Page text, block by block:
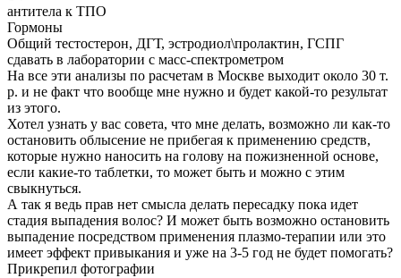
антитела к ТПО
Гормоны
Общий тестостерон, ДГТ, эстродиол\пролактин, ГСПГ
сдавать в лаборатории с масс-спектрометром
На все эти анализы по расчетам в Москве выходит около 30 т.
р. и не факт что вообще мне нужно и будет какой-то результат
из этого.
Хотел узнать у вас совета, что мне делать, возможно ли как-то
остановить облысение не прибегая к применению средств,
которые нужно наносить на голову на пожизненной основе,
если какие-то таблетки, то может быть и можно с этим
свыкнуться.
А так я ведь прав нет смысла делать пересадку пока идет
стадия выпадения волос? И может быть возможно остановить
выпадение посредством применения плазмо-терапии или это
имеет эффект привыкания и уже на 3-5 год не будет помогать?
Прикрепил фотографии